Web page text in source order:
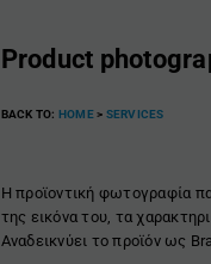
Product
BACK TO: HOME> SERVICES
Η προϊοντική φωτογραφία
της εικόνα του, τα
Αναδεικνύει το προϊόν ως